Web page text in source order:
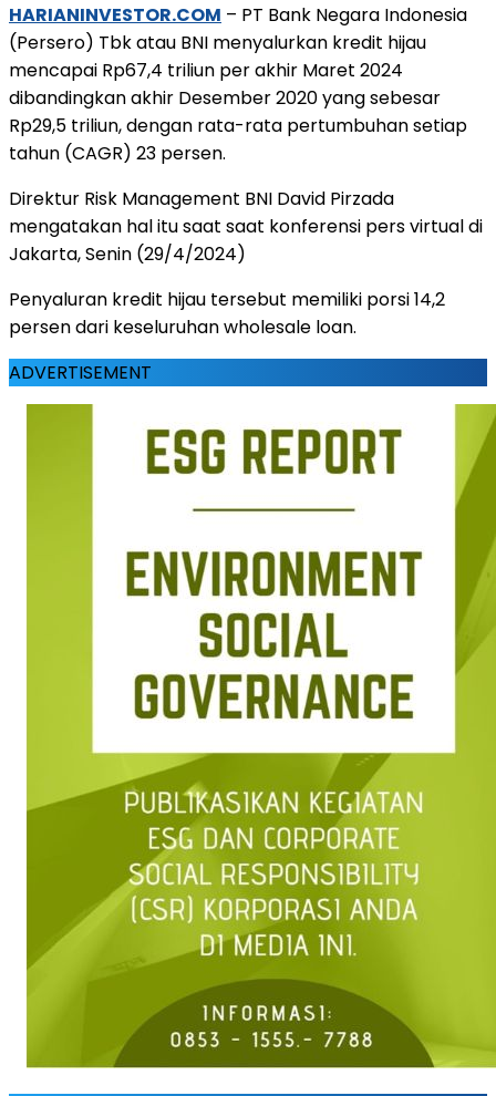
HARIANINVESTOR.COM – PT Bank Negara Indonesia
(Persero) Tbk atau BNI menyalurkan kredit hijau
mencapai Rp67,4 triliun per akhir Maret 2024
dibandingkan akhir Desember 2020 yang sebesar
Rp29,5 triliun, dengan rata-rata pertumbuhan setiap
tahun (CAGR) 23 persen.
Direktur Risk Management BNI David Pirzada
mengatakan hal itu saat saat konferensi pers virtual di
Jakarta, Senin (29/4/2024)
Penyaluran kredit hijau tersebut memiliki porsi 14,2
persen dari keseluruhan wholesale loan.
ADVERTISEMENT